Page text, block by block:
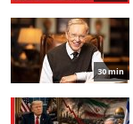
30 min